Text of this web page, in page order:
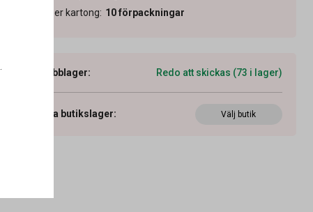
Antal per kartong: 10förpackningar
Webblager: Redo att skickas (73 i lager)
Visa butikslager: Välj butik